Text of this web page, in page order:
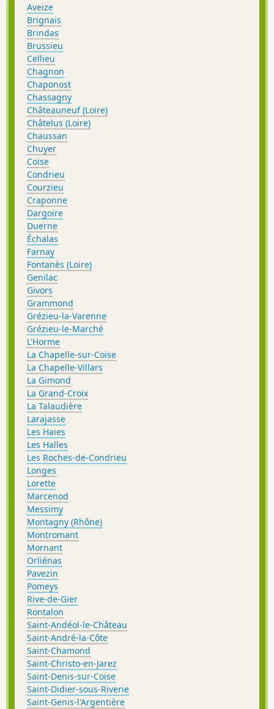
Aveize
Brignais
Brindas
Brussieu
Cellieu
Chagnon
Chaponost
Chassagny
Châteauneuf (Loire)
Châtelus (Loire)
Chaussan
Chuyer
Coise
Condrieu
Courzieu
Craponne
Dargoire
Duerne
Échalas
Farnay
Fontanès (Loire)
Genilac
Givors
Grammond
Grézieu-la-Varenne
Grézieu-le-Marché
L'Horme
La Chapelle-sur-Coise
La Chapelle-Villars
La Gimond
La Grand-Croix
La Talaudière
Larajasse
Les Haies
Les Halles
Les Roches-de-Condrieu
Longes
Lorette
Marcenod
Messimy
Montagny (Rhône)
Montromant
Mornant
Orliénas
Pavezin
Pomeys
Rive-de-Gier
Rontalon
Saint-Andéol-le-Château
Saint-André-la-Côte
Saint-Chamond
Saint-Christo-en-Jarez
Saint-Denis-sur-Coise
Saint-Didier-sous-Riverie
Saint-Genis-l'Argentière